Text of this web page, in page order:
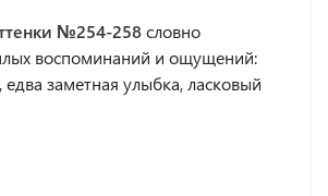
№254-258словно
воспоминаний и ощущений:
заметная улыбка, ласковый